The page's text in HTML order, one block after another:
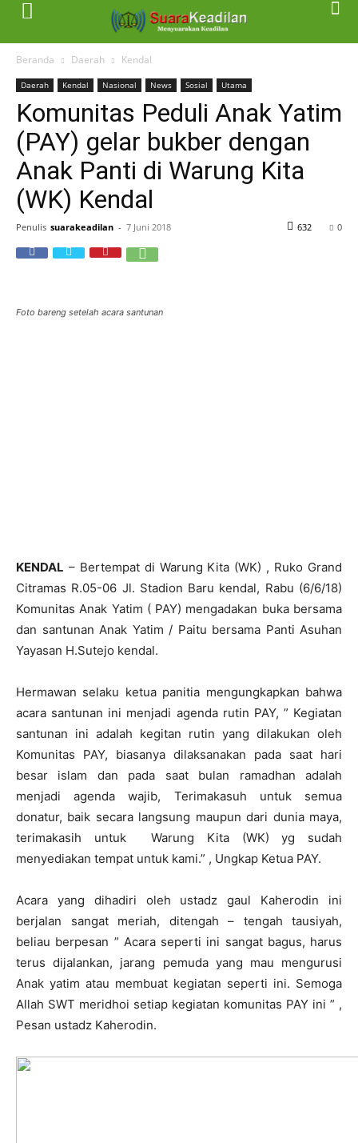
Beranda Daerah Kendal
Daerah Kendal Nasional News Sosial Utama
Komunitas Peduli Anak Yatim
(PAY) gelar bukber dengan
Anak Panti di Warung Kita
(WK) Kendal
Penulis suarakeadilan - 7 Juni 2018 0
632
Foto bareng setelah acara santunan
KENDAL – Bertempat di Warung Kita (WK) , Ruko Grand
Citramas R.05-06 Jl. Stadion Baru kendal, Rabu (6/6/18)
Komunitas Anak Yatim ( PAY) mengadakan buka bersama
dan santunan Anak Yatim / Paitu bersama Panti Asuhan
Yayasan H.Sutejo kendal.
Hermawan selaku ketua panitia mengungkapkan bahwa
acara santunan ini menjadi agenda rutin PAY, ” Kegiatan
santunan ini adalah kegitan rutin yang dilakukan oleh
Komunitas PAY, biasanya dilaksanakan pada saat hari
besar islam dan pada saat bulan ramadhan adalah
menjadi agenda wajib, Terimakasuh untuk semua
donatur, baik secara langsung maupun dari dunia maya,
terimakasih untuk Warung Kita (WK) yg sudah
menyediakan tempat untuk kami.” , Ungkap Ketua PAY.
Acara yang dihadiri oleh ustadz gaul Kaherodin ini
berjalan sangat meriah, ditengah – tengah tausiyah,
beliau berpesan ” Acara seperti ini sangat bagus, harus
terus dijalankan, jarang pemuda yang mau mengurusi
Anak yatim atau membuat kegiatan seperti ini. Semoga
Allah SWT meridhoi setiap kegiatan komunitas PAY ini ” ,
Pesan ustadz Kaherodin.